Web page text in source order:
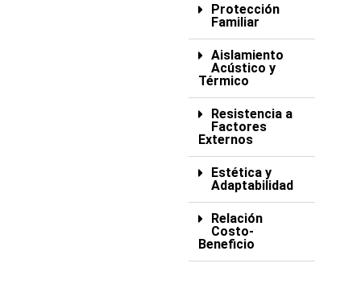
Protección
Familiar
Aislamiento
Acústico y
Térmico
Resistencia a
Factores
Externos
Estética y
Adaptabilidad
Relación
Costo-
Beneficio